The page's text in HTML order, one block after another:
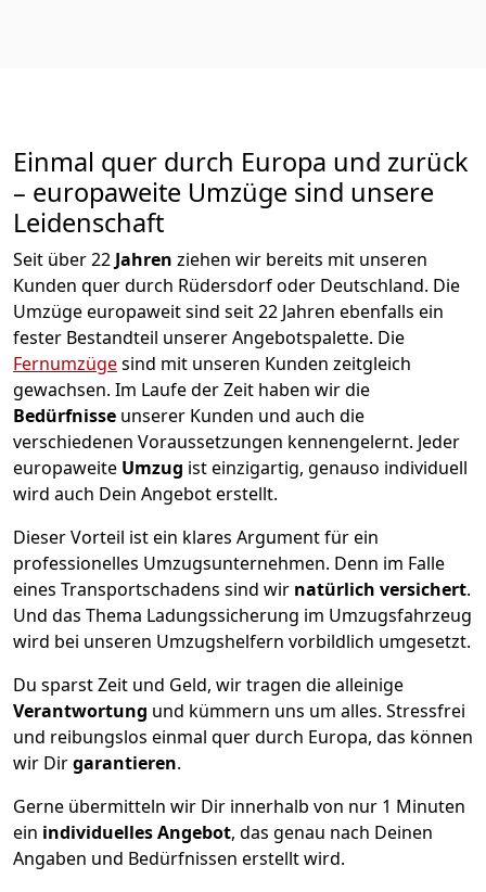
Einmal quer durch Europa und zurück
– europaweite Umzüge sind unsere
Leidenschaft
Seit über22 Jahren ziehen wir bereits mit unseren
Kunden quer durch Rüdersdorfoder Deutschland. Die
Umzüge europaweit sind seit22 Jahren ebenfalls ein
fester Bestandteil unserer Angebotspalette. Die
Fernumzügesind mit unseren Kunden zeitgleich
gewachsen. Im Laufe der Zeit haben wir die
Bedürfnisse unserer Kunden und auch die
verschiedenen Voraussetzungen kennengelernt. Jeder
europaweite Umzug ist einzigartig, genauso individuell
wird auch Dein Angebot erstellt.
Dieser Vorteil ist ein klares Argument für ein
professionelles Umzugsunternehmen. Denn im Falle
eines Transportschadens sind wir natürlich versichert.
Und das Thema Ladungssicherung im Umzugsfahrzeug
wird bei unseren Umzugshelfern vorbildlich umgesetzt.
Du sparst Zeit und Geld, wir tragen die alleinige
Verantwortung und kümmern uns um alles. Stressfrei
und reibungslos einmal quer durch Europa, das können
wir Dirgarantieren.
Gerne übermitteln wir Dir innerhalb von nur 1 Minuten
ein individuelles Angebot, das genau nach Deinen
Angaben und Bedürfnissen erstellt wird.